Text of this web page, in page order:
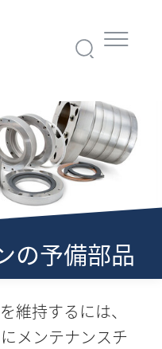
の予備部品
維持するには、
メンテナンスチ